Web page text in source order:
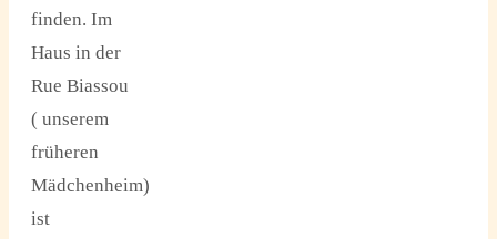
finden. Im
Haus in der
Rue Biassou
( unserem
früheren
Mädchenheim)
ist